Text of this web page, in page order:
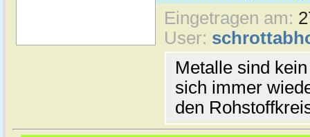
Eingetragen am:
User:
Metalle sind
sich immer
den